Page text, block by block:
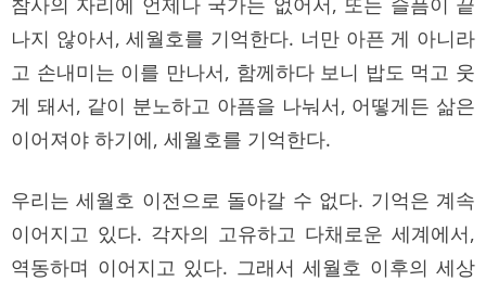
나지 않아서, 세월호를 기억한다. 너만 아픈 게 아니라
고 손내미는 이를 만나서, 함께하다 보니 밥도 먹고 웃
게 돼서, 같이 분노하고 아픔을 나눠서, 어떻게든 삶은
이어져야 하기에, 세월호를 기억한다.
우리는 세월호 이전으로 돌아갈 수 없다. 기억은 계속
이어지고 있다. 각자의 고유하고 다채로운 세계에서,
역동하며 이어지고 있다. 그래서 세월호 이후의 세상